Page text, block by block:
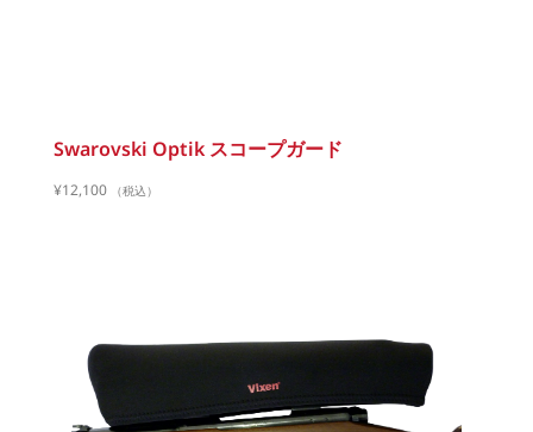
Swarovski Optik スコープガード
¥12,100 （税込）